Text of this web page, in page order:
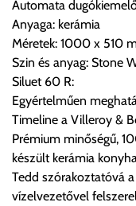
Szállítási díjak:
Az oldalunkon
úgy esetenként több
vásárolt árú
költséget válassza ki.
Amennyiben nem
automatikusan nem
a 0.- forintos szállítást,
termék adatait, majd
Automata
Anyaga: kerámia
Méretek: 1000 x 510
Szin és anyag: Stone
Siluet 60 R:
Egyértelműen
Timeline a Villeroy &
Prémium minőségű,
készült kerámia
Tedd szórakoztatóvá
vízelvezetővel